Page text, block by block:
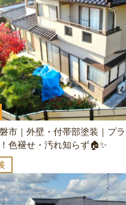
市｜外壁・付帯部塗装｜プ
色褪せ・汚れ知らず🏠✨